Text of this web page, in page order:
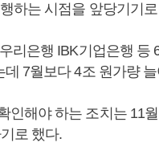
하는 시점을 앞당기기
리은행 IBK기업은행 등
7월보다 4조 원가량
해야 하는 조치는 11
로 했다.